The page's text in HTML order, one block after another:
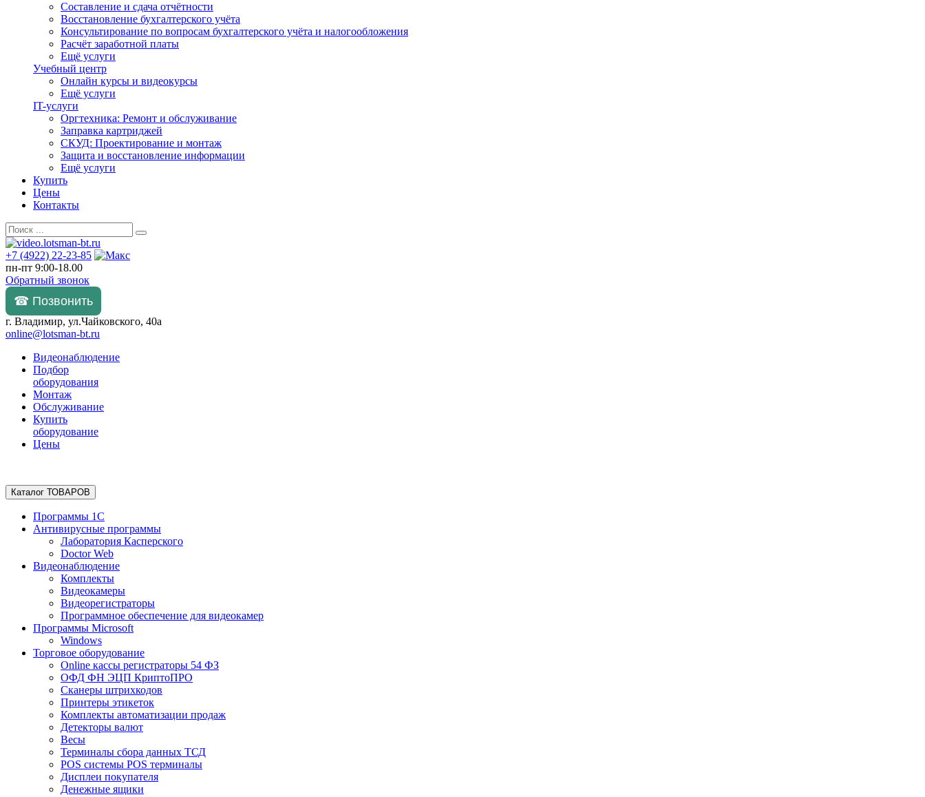
Составление и сдача отчётности
Восстановление бухгалтерского учёта
Консультирование по вопросам бухгалтерского учёта и налогообложения
Расчёт заработной платы
Ещё услуги
Учебный центр
Онлайн курсы и видеокурсы
Ещё услуги
IT-услуги
Оргтехника: Ремонт и обслуживание
Заправка картриджей
СКУД: Проектирование и монтаж
Защита и восстановление информации
Ещё услуги
Купить
Цены
Контакты
+7 (4922) 22-23-85
пн-пт 9:00-18.00
Обратный звонок
☎ Позвонить
г. Владимир, ул.Чайковского, 40а
online@lotsman-bt.ru
Видеонаблюдение
Подбор
оборудования
Монтаж
Обслуживание
Купить
оборудование
Цены
Каталог ТОВАРОВ
Программы 1С
Антивирусные программы
Лаборатория Касперского
Doctor Web
Видеонаблюдение
Комплекты
Видеокамеры
Видеорегистраторы
Программное обеспечение для видеокамер
Программы Microsoft
Windows
Торговое оборудование
Online кассы регистраторы 54 ФЗ
ОФД ФН ЭЦП КриптоПРО
Сканеры штрихкодов
Принтеры этикеток
Комплекты автоматизации продаж
Детекторы валют
Весы
Терминалы сбора данных ТСД
POS системы POS терминалы
Дисплеи покупателя
Денежные ящики